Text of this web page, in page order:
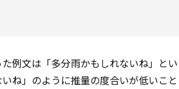
例文は「多分雨かもしれないね」と
ね」のように推量の度合いが低いこ